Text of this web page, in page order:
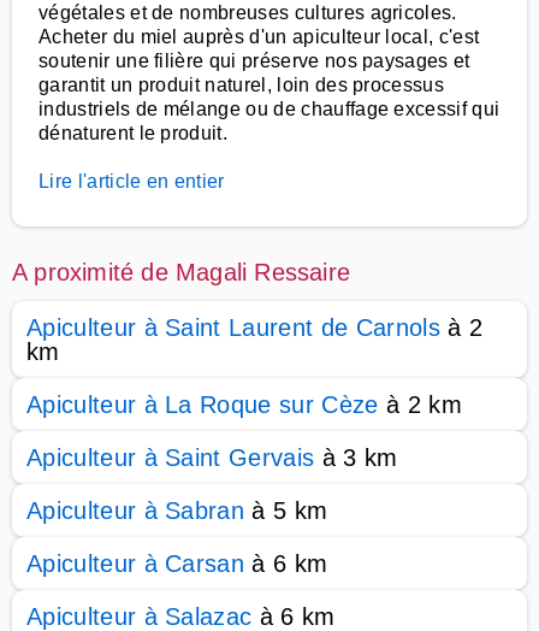
végétales et de nombreuses cultures agricoles.
Acheter du miel auprès d'un apiculteur local, c'est
soutenir une filière qui préserve nos paysages et
garantit un produit naturel, loin des processus
industriels de mélange ou de chauffage excessif qui
dénaturent le produit.
Lire l'article en entier
A proximité de Magali Ressaire
Apiculteur à Saint Laurent de Carnolsà 2
km
Apiculteur à La Roque sur Cèze à 2 km
Apiculteur à Saint Gervais à 3 km
Apiculteur à Sabran à 5 km
Apiculteur à Carsan à 6 km
Apiculteur à Salazac à 6 km